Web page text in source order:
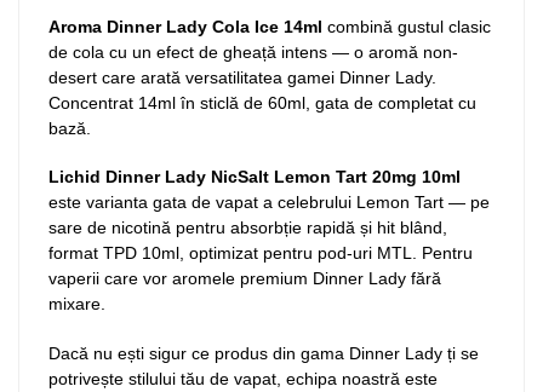
Aroma Dinner Lady Cola Ice 14ml combină gustul clasic
de cola cu un efect de gheață intens — o aromă non-
desert care arată versatilitatea gamei Dinner Lady.
Concentrat 14ml în sticlă de 60ml, gata de completat cu
bază.
Lichid Dinner Lady NicSalt Lemon Tart 20mg 10ml
este varianta gata de vapat a celebrului Lemon Tart — pe
sare de nicotină pentru absorbție rapidă și hit blând,
format TPD 10ml, optimizat pentru pod-uri MTL. Pentru
vaperii care vor aromele premium Dinner Lady fără
mixare.
Dacă nu ești sigur ce produs din gama Dinner Lady ți se
potrivește stilului tău de vapat, echipa noastră este